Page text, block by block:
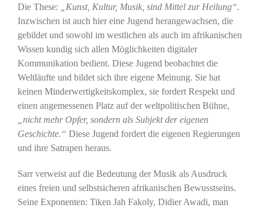
Die These:
„Kunst, Kultur, Musik, sind Mittel zur Heilung“.
Inzwischen ist auch hier eine Jugend herangewachsen, die
gebildet und sowohl im westlichen als auch im afrikanischen
Wissen kundig sich allen Möglichkeiten digitaler
Kommunikation bedient. Diese Jugend beobachtet die
Weltläufte und bildet sich ihre eigene Meinung. Sie hat
keinen Minderwertigkeitskomplex, sie fordert Respekt und
einen angemessenen Platz auf der weltpolitischen Bühne,
„nicht mehr Opfer, sondern als Subjekt der eigenen
Geschichte.“ Diese Jugend fordert die eigenen Regierungen
und ihre Satrapen heraus.
Sarr verweist auf die Bedeutung der Musik als Ausdruck
eines freien und selbstsicheren afrikanischen Bewusstseins.
Seine Exponenten: Tiken Jah Fakoly, Didier Awadi, man